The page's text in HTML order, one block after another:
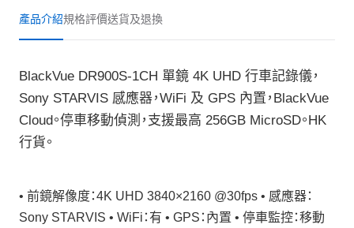
產品介紹規格評價送貨及退換
BlackVue DR900S-1CH 單鏡 4K UHD 行車記錄儀，
Sony STARVIS 感應器，WiFi 及 GPS 內置，BlackVue
Cloud。停車移動偵測，支援最高 256GB MicroSD。HK
行貨。
• 前鏡解像度：4K UHD 3840×2160 @30fps • 感應器：
Sony STARVIS • WiFi：有 • GPS：內置 • 停車監控：移動